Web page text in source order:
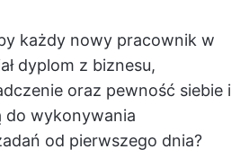
każdy nowy pracownik w
dyplom z biznesu,
oraz pewność siebie i
do wykonywania
od pierwszego dnia?